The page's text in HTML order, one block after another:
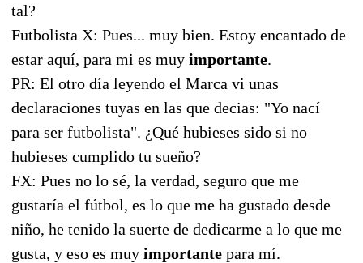
tal?
Futbolista X: Pues... muy bien. Estoy encantado de
estar aquí, para mi es muy importante.
PR: El otro día leyendo el Marca vi unas
declaraciones tuyas en las que decias: "Yo nací
para ser futbolista". ¿Qué hubieses sido si no
hubieses cumplido tu sueño?
FX: Pues no lo sé, la verdad, seguro que me
gustaría el fútbol, es lo que me ha gustado desde
niño, he tenido la suerte de dedicarme a lo que me
gusta, y eso es muy importante para mí.